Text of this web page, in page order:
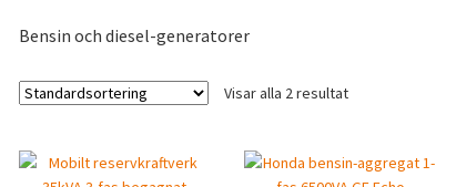
Bensin och diesel-generatorer
Visar alla 2 resultat